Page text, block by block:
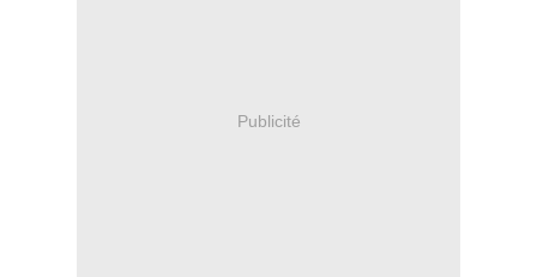
Publicité